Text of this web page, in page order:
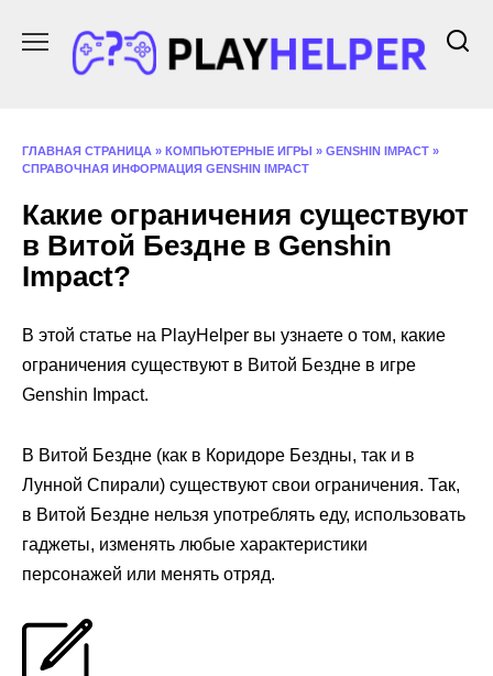
содержанию
ГЛАВНАЯ СТРАНИЦА » КОМПЬЮТЕРНЫЕ ИГРЫ » GENSHIN IMPACT »
СПРАВОЧНАЯ ИНФОРМАЦИЯ GENSHIN IMPACT
Какие ограничения существуют
в Витой Бездне в Genshin
Impact?
В этой статье на PlayHelper вы узнаете о том, какие
ограничения существуют в Витой Бездне в игре
Genshin Impact.
В Витой Бездне (как в Коридоре Бездны, так и в
Лунной Спирали) существуют свои ограничения. Так,
в Витой Бездне нельзя употреблять еду, использовать
гаджеты, изменять любые характеристики
персонажей или менять отряд.